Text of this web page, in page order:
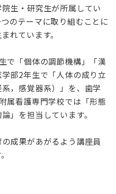
生・研究生が所属してい
のテーマに取り組むことに
れています。
で「個体の調節機構」「漢
部2年生で「人体の成り立
，感覚器系）」を、歯学
属看護専門学校では「形態
」を担当しています。
成果があがるよう講座員